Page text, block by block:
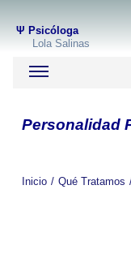
Ψ Psicóloga
Lola Salinas
Personalidad
Inicio Qué Tratamos